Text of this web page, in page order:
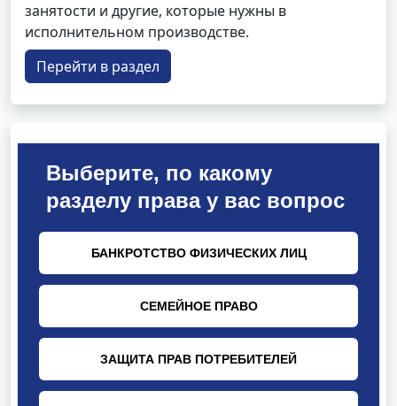
занятости и другие, которые нужны в
исполнительном производстве.
Перейти в раздел